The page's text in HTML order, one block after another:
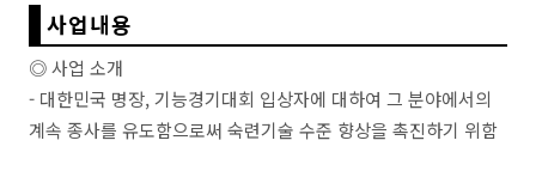
사업내용
◎ 사업 소개
- 대한민국 명장, 기능경기대회 입상자에 대하여 그 분야에서의
계속 종사를 유도함으로써 숙련기술 수준 향상을 촉진하기 위함